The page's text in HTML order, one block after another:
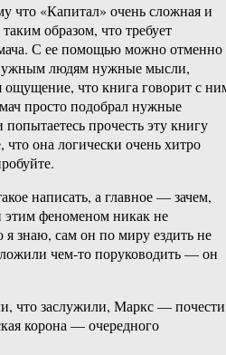
что «Капитал» очень сложная и
образом, что требует
С ее помощью можно отменно
людям нужные мысли,
ощущение, что книга говорит с
просто подобрал нужные
прочесть эту книгу
что она логически очень хитро
написать, а главное — зачем,
этим феноменом никак не
я знаю, сам он по миру ездить не
чем-то поруководить — он
что заслужили, Маркс —
корона — очередного